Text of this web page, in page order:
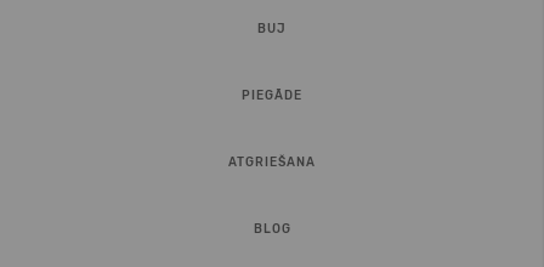
BUJ
PIEGĀDE
ATGRIEŠANA
BLOG